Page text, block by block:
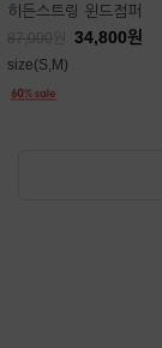
히든스트링 윈드점퍼
87,000 34,800원
size(S,M)